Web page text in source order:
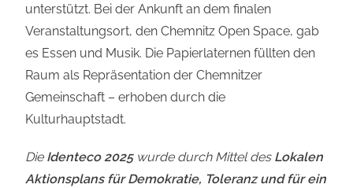
unterstützt. Bei der Ankunft an dem finalen
Veranstaltungsort, den Chemnitz Open Space, gab
es Essen und Musik. Die Papierlaternen füllten den
Raum als Repräsentation der Chemnitzer
Gemeinschaft – erhoben durch die
Kulturhauptstadt.
Die Identeco 2025wurde durch Mittel des Lokalen
Aktionsplans für Demokratie, Toleranz und für ein